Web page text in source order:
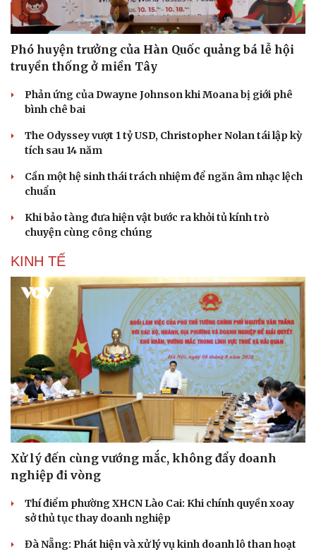
Nhi khoa
Nam khoa
Làm đẹp - giảm cân
Phòng mạch online
Ăn sạch sống khỏe
Phó huyện trưởng của Hàn Quốc quảng bá lễ hội
truyền thống ở miền Tây
Phản ứng của Dwayne Johnson khi Moana bị giới phê
bình chê bai
The Odyssey vượt 1 tỷ USD, Christopher Nolan tái lập kỳ
tích sau 14 năm
Cần một hệ sinh thái trách nhiệm để ngăn âm nhạc lệch
chuẩn
Khi bảo tàng đưa hiện vật bước ra khỏi tủ kính trò
chuyện cùng công chúng
KINH TẾ
Xử lý đến cùng vướng mắc, không đẩy doanh
nghiệp đi vòng
Thí điểm phường XHCN Lào Cai: Khi chính quyền xoay
sở thủ tục thay doanh nghiệp
Đà Nẵng: Phát hiện và xử lý vụ kinh doanh lô than hoạt